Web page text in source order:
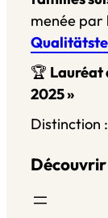
menée par
🏆 Lauréat
2025 »
Distinction
Découvrir